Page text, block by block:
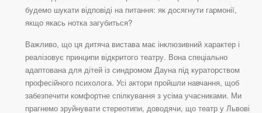
будемо шукати відповіді на питання: як досягнути гармонії,
якщо якась нотка загубиться?
Важливо, що ця дитяча вистава має інклюзивний характер і
реалізовує принципи відкритого театру. Вона спеціально
адаптована для дітей із синдромом Дауна під кураторством
професійного психолога. Усі актори пройшли навчання, щоб
забезпечити комфортне спілкування з усіма учасниками. Ми
прагнемо зруйнувати стереотипи, доводячи, що театр у Львові